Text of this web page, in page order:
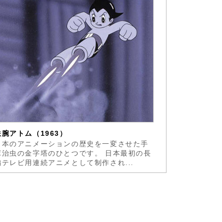
腕アトム（1963）
本のアニメーションの歴史を一変させた手
治虫の金字塔のひとつです。 日本最初の長
テレビ用連続アニメとして制作され...